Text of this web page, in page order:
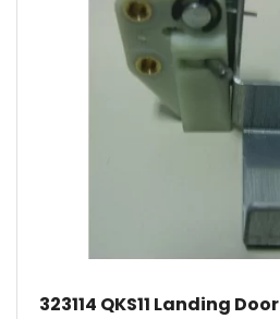
323114 QKS11 Landing